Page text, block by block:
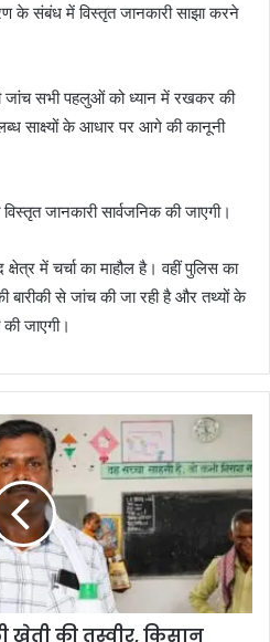
के संबंध में विस्तृत जानकारी साझा करने
सभी पहलुओं को ध्यान में रखकर की
साक्ष्यों के आधार पर आगे की कानूनी
जानकारी सार्वजनिक की जाएगी।
में चर्चा का माहौल है। वहीं पुलिस का
से जांच की जा रही है और तथ्यों के
जाएगी।
खेती की तस्वीर, किसान